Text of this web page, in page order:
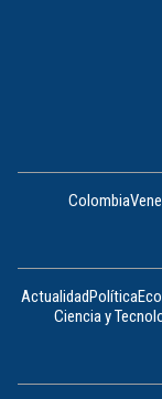
Colombia
ActualidadPolítica
Ciencia y